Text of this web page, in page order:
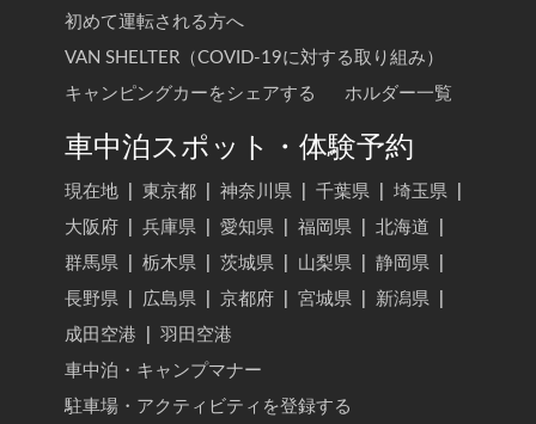
初めて運転される方へ
VAN SHELTER（COVID-19に対する取り組み）
キャンピングカーをシェアする
ホルダー一覧
車中泊スポット・体験予約
現在地 東京都 神奈川県 千葉県 埼玉県
大阪府
兵庫県 愛知県 福岡県 北海道
群馬県
栃木県 茨城県 山梨県 静岡県
長野県
広島県 京都府 宮城県 新潟県
成田空港
羽田空港
車中泊・キャンプマナー
駐車場・アクティビティを登録する